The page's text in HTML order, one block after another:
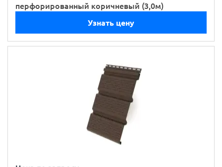
перфорированный коричневый (3,0м)
Узнать цену